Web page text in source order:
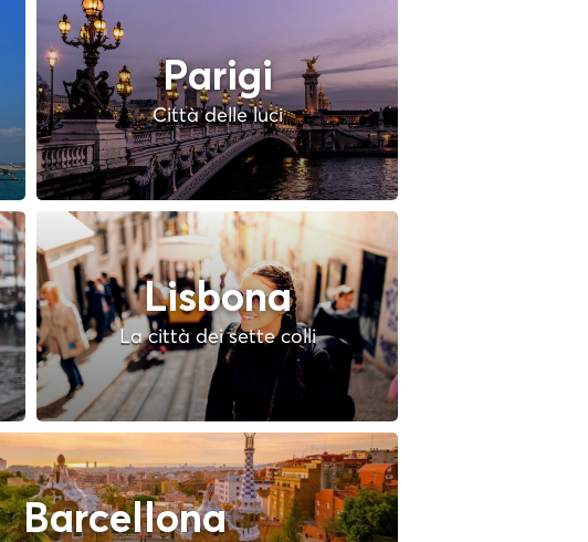
Parigi
Città delle luci
Lisbona
La città dei sette colli
Barcellona